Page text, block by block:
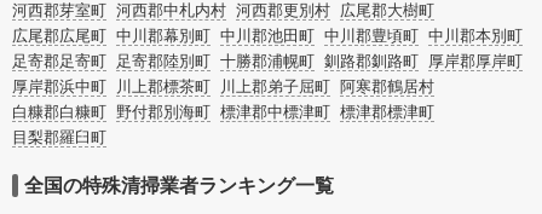
河西郡芽室町 河西郡中札内村 河西郡更別村 広尾郡大樹町
広尾郡広尾町 中川郡幕別町 中川郡池田町 中川郡豊頃町 中川郡本別町
足寄郡足寄町 足寄郡陸別町 十勝郡浦幌町 釧路郡釧路町 厚岸郡厚岸町
厚岸郡浜中町
川上郡標茶町 川上郡弟子屈町 阿寒郡鶴居村
白糠郡白糠町 野付郡別海町 標津郡中標津町 標津郡標津町
目梨郡羅臼町
全国の特殊清掃業者ランキング一覧